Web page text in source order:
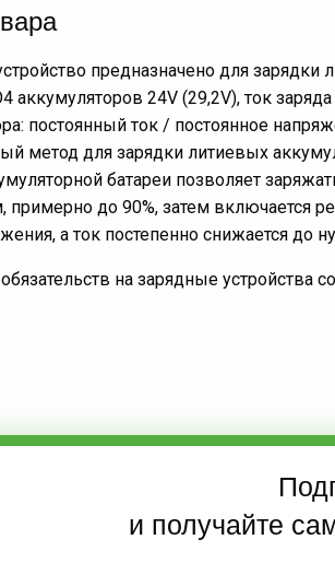
предназначено для зарядки
аккумуляторов 24V (29,2V), ток
постоянный ток / постоянное
метод для зарядки литиевых
батареи позволяет
примерно до 90%, затем включается
а ток постепенно снижается до
на зарядные устройства
и получайте